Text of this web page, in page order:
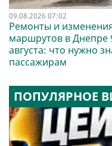
09.08.2026 07:02
Ремонты и
маршрутов в Днепре
августа: что нужно
пассажирам
ПОПУЛЯРНОЕ